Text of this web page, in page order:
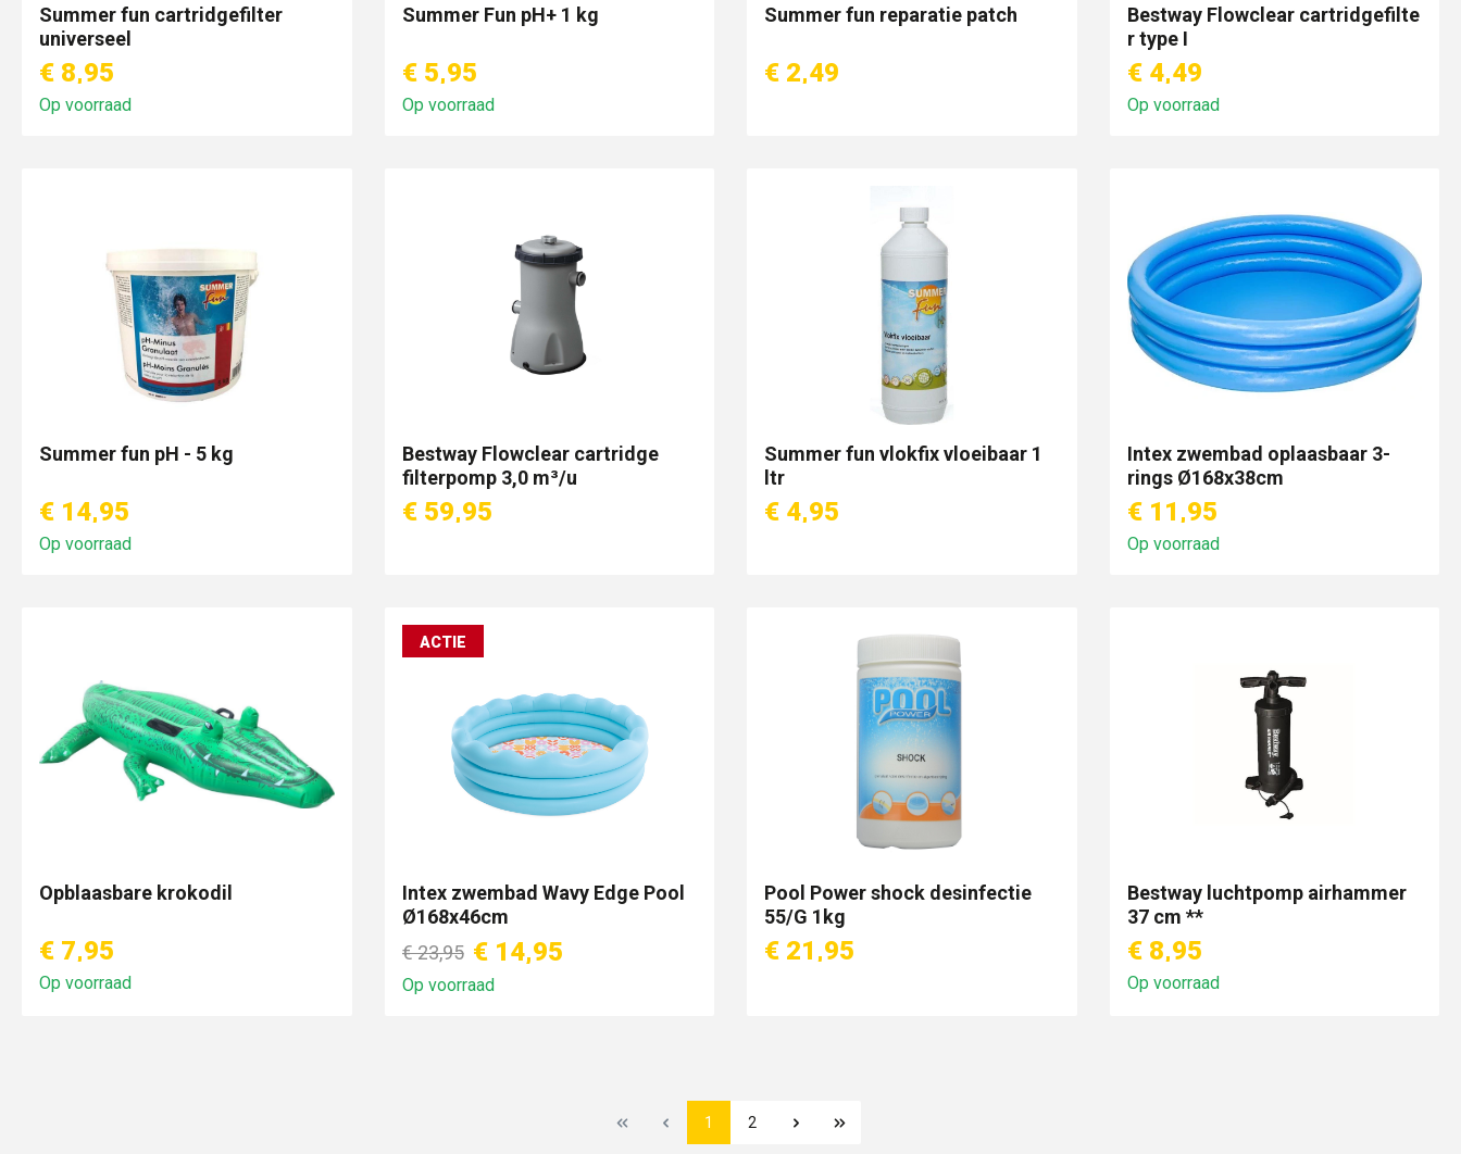
Summer fun cartridgefilter
universeel
€ 8,95
Op voorraad
Summer Fun pH+ 1 kg
€ 5,95
Op voorraad
Summer fun reparatie patch
€ 2,49
Bestway Flowclear cartridgefilte
r type I
€ 4,49
Op voorraad
Summer fun pH - 5 kg
€ 14,95
Op voorraad
Bestway Flowclear cartridge
filterpomp 3,0 m³/u
€ 59,95
Summer fun vlokfix vloeibaar 1
ltr
€ 4,95
Intex zwembad oplaasbaar 3-
rings Ø168x38cm
€ 11,95
Op voorraad
Opblaasbare krokodil
€ 7,95
Op voorraad
ACTIE
Intex zwembad Wavy Edge Pool
Ø168x46cm
€ 23,95 € 14,95
Op voorraad
Pool Power shock desinfectie
55/G 1kg
€ 21,95
Bestway luchtpomp airhammer
37 cm **
€ 8,95
Op voorraad
1 2